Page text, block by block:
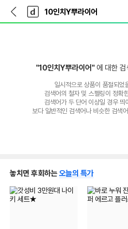
다
나
와
가
다
와
"10인치Y뿌라이어" 에 대한
일시적으로 상품이 품절되었
검색어의 철자 및 스펠링이 정확
검색어가 두 단어 이상일 경우 띄
보다 일반적인 검색어나 비슷한 검색
놓치면 후회하는 오늘의 특가